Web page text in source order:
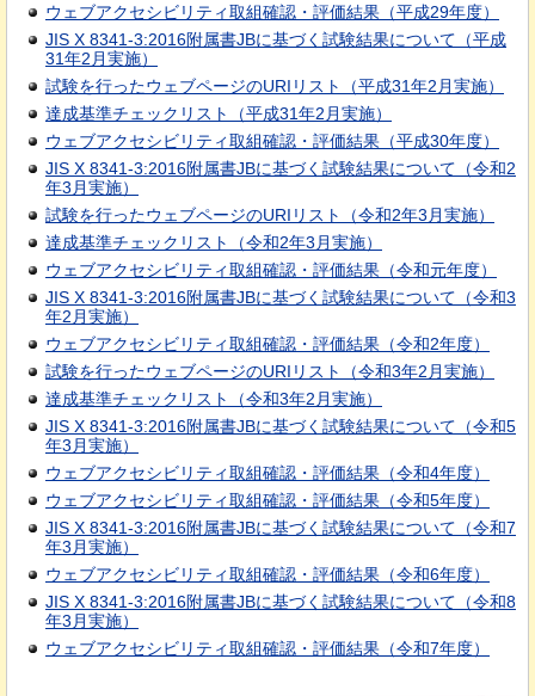
ウェブアクセシビリティ取組確認・評価結果（平成29年度）
JIS X 8341-3:2016附属書JBに基づく試験結果について（平成
31年2月実施）
試験を行ったウェブページのURIリスト（平成31年2月実施）
達成基準チェックリスト（平成31年2月実施）
ウェブアクセシビリティ取組確認・評価結果（平成30年度）
JIS X 8341-3:2016附属書JBに基づく試験結果について（令和2
年3月実施）
試験を行ったウェブページのURIリスト（令和2年3月実施）
達成基準チェックリスト（令和2年3月実施）
ウェブアクセシビリティ取組確認・評価結果（令和元年度）
JIS X 8341-3:2016附属書JBに基づく試験結果について（令和3
年2月実施）
ウェブアクセシビリティ取組確認・評価結果（令和2年度）
試験を行ったウェブページのURIリスト（令和3年2月実施）
達成基準チェックリスト（令和3年2月実施）
JIS X 8341-3:2016附属書JBに基づく試験結果について（令和5
年3月実施）
ウェブアクセシビリティ取組確認・評価結果（令和4年度）
ウェブアクセシビリティ取組確認・評価結果（令和5年度）
JIS X 8341-3:2016附属書JBに基づく試験結果について（令和7
年3月実施）
ウェブアクセシビリティ取組確認・評価結果（令和6年度）
JIS X 8341-3:2016附属書JBに基づく試験結果について（令和8
年3月実施）
ウェブアクセシビリティ取組確認・評価結果（令和7年度）